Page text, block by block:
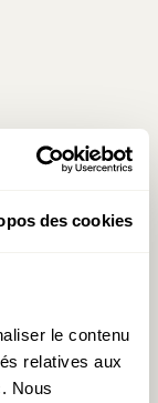
des cookies
le contenu
relatives aux
Nous